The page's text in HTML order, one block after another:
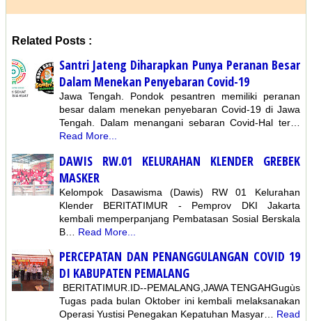
Related Posts :
Santri Jateng Diharapkan Punya Peranan Besar
Dalam Menekan Penyebaran Covid-19
Jawa Tengah. Pondok pesantren memiliki peranan
besar dalam menekan penyebaran Covid-19 di Jawa
Tengah. Dalam menangani sebaran Covid-Hal ter…
Read More...
DAWIS RW.01 KELURAHAN KLENDER GREBEK
MASKER
Kelompok Dasawisma (Dawis) RW 01 Kelurahan
Klender BERITATIMUR - Pemprov DKI Jakarta
kembali memperpanjang Pembatasan Sosial Berskala
B…
Read More...
PERCEPATAN DAN PENANGGULANGAN COVID 19
DI KABUPATEN PEMALANG
BERITATIMUR.ID--PEMALANG,JAWA TENGAHGugùs
Tugas pada bulan Oktober ini kembali melaksanakan
Operasi Yustisi Penegakan Kepatuhan Masyar… Read